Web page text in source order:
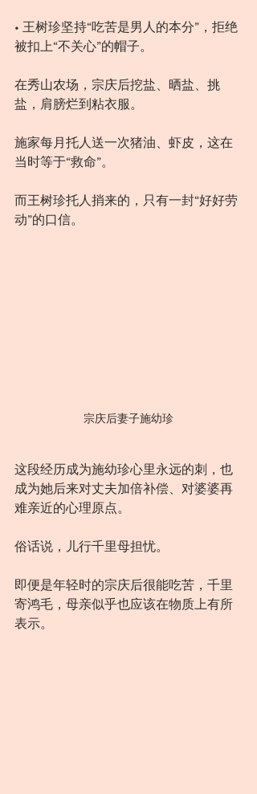
• 王树珍坚持“吃苦是男人的本分”，拒绝
被扣上“不关心”的帽子。
在秀山农场，宗庆后挖盐、晒盐、挑
盐，肩膀烂到粘衣服。
施家每月托人送一次猪油、虾皮，这在
当时等于“救命”。
而王树珍托人捎来的，只有一封“好好劳
动”的口信。
宗庆后妻子施幼珍
这段经历成为施幼珍心里永远的刺，也
成为她后来对丈夫加倍补偿、对婆婆再
难亲近的心理原点。
俗话说，儿行千里母担忧。
即便是年轻时的宗庆后很能吃苦，千里
寄鸿毛，母亲似乎也应该在物质上有所
表示。